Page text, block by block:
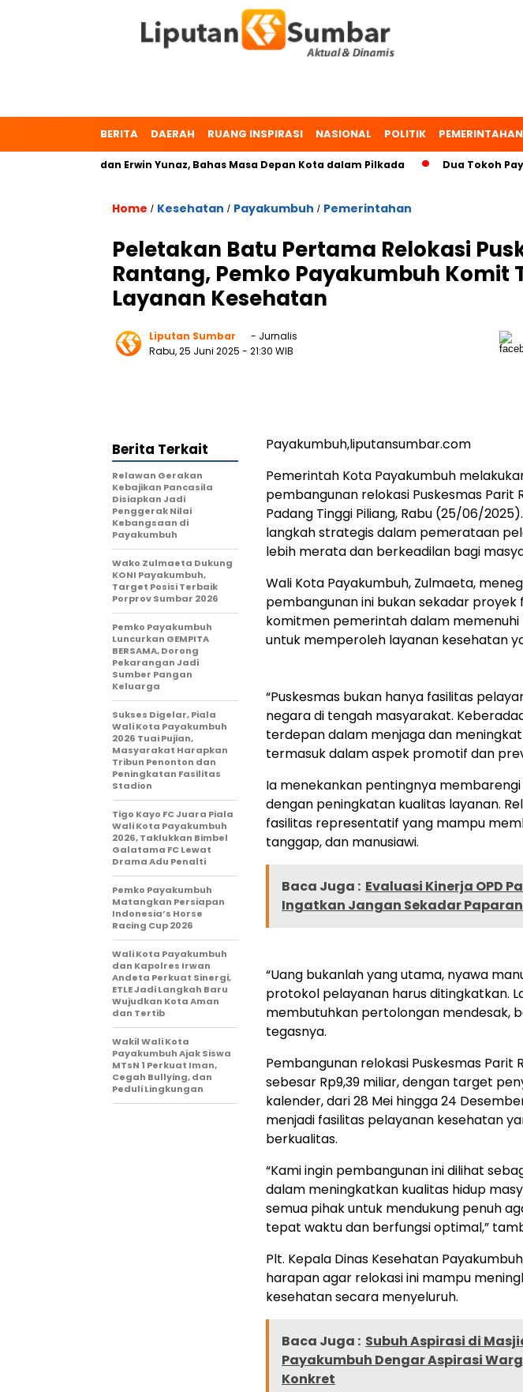
BERITA DAERAH RUANG INSPIRASI NASIONAL POLITIK PEMERINTAHAN
Zulmaeta dan Erwin Yunaz, Bahas Masa Depan Kota dalam Pilkada Dua Tokoh
Home / Kesehatan / Payakumbuh / Pemerintahan
Peletakan Batu Pertama Relokasi
Rantang, Pemko Payakumbuh Komit
Layanan Kesehatan
Liputan Sumbar
- Jurnalis
Rabu, 25 Juni 2025 - 21:30 WIB
Payakumbuh,liputansumbar.com
Pemerintah Kota Payakumbuh
pembangunan relokasi Puskesmas Parit
Padang Tinggi Piliang, Rabu (25/06/
langkah strategis dalam pemerataan
lebih merata dan berkeadilan bagi
Wali Kota Payakumbuh, Zulmaeta,
pembangunan ini bukan sekadar proyek
komitmen pemerintah dalam
untuk memperoleh layanan kesehatan
“Puskesmas bukan hanya fasilitas
negara di tengah masyarakat.
terdepan dalam menjaga dan
termasuk dalam aspek promotif dan
Ia menekankan pentingnya
dengan peningkatan kualitas layanan.
fasilitas representatif yang mampu
tanggap, dan manusiawi.
Baca Juga : Evaluasi Kinerja OPD
Ingatkan Jangan Sekadar
“Uang bukanlah yang utama, nyawa
protokol pelayanan harus ditingkatkan.
membutuhkan pertolongan mendesak,
tegasnya.
Pembangunan relokasi Puskesmas
sebesar Rp9,39 miliar, dengan target
kalender, dari 28 Mei hingga 24
menjadi fasilitas pelayanan kesehatan
berkualitas.
“Kami ingin pembangunan ini dilihat
dalam meningkatkan kualitas hidup
semua pihak untuk mendukung penuh
tepat waktu dan berfungsi optimal,”
Plt. Kepala Dinas Kesehatan
harapan agar relokasi ini mampu
kesehatan secara menyeluruh.
Baca Juga : Subuh Aspirasi di
Payakumbuh Dengar Aspirasi
Konkret
Berita Terkait
Relawan Gerakan
Kebajikan Pancasila
Disiapkan Jadi
Penggerak Nilai
Kebangsaan di
Payakumbuh
Wako Zulmaeta Dukung
KONI Payakumbuh,
Target Posisi Terbaik
Porprov Sumbar 2026
Pemko Payakumbuh
Luncurkan GEMPITA
BERSAMA, Dorong
Pekarangan Jadi
Sumber Pangan
Keluarga
Sukses Digelar, Piala
Wali Kota Payakumbuh
2026 Tuai Pujian,
Masyarakat Harapkan
Tribun Penonton dan
Peningkatan Fasilitas
Stadion
Tigo Kayo FC Juara Piala
Wali Kota Payakumbuh
2026, Taklukkan Bimbel
Galatama FC Lewat
Drama Adu Penalti
Pemko Payakumbuh
Matangkan Persiapan
Indonesia’s Horse
Racing Cup 2026
Wali Kota Payakumbuh
dan Kapolres Irwan
Andeta Perkuat Sinergi,
ETLE Jadi Langkah Baru
Wujudkan Kota Aman
dan Tertib
Wakil Wali Kota
Payakumbuh Ajak Siswa
MTsN 1 Perkuat Iman,
Cegah Bullying, dan
Peduli Lingkungan